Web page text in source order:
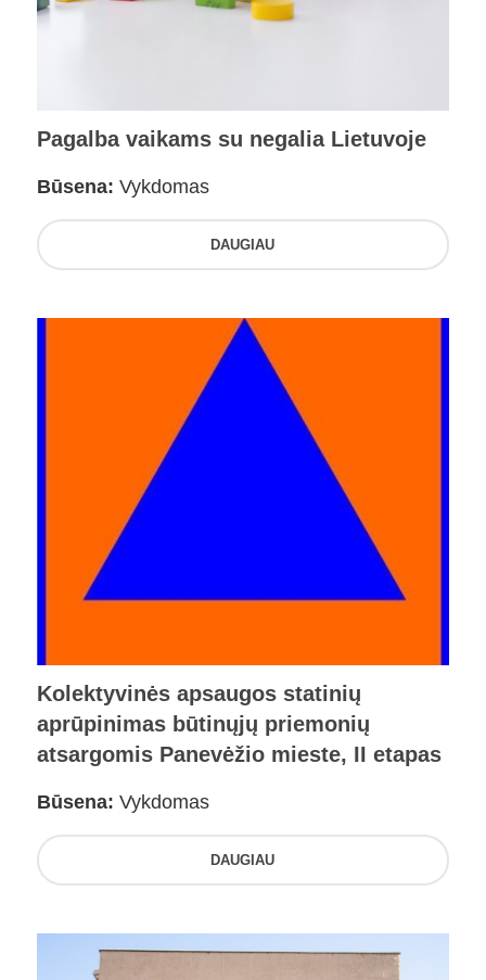
Pagalba vaikams su negalia Lietuvoje
Būsena: Vykdomas
DAUGIAU
Kolektyvinės apsaugos statinių
aprūpinimas būtinųjų priemonių
atsargomis Panevėžio mieste, II etapas
Būsena: Vykdomas
DAUGIAU